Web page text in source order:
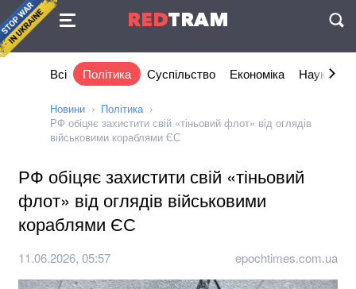
REDTRAM
Угода
Всі Політика Суспільство Економіка Наука та
Новини
Політика
РФ обіцяє захистити свій «тіньовий флот» від оглядів
військовими кораблями ЄС
РФ обіцяє захистити свій «тіньовий
флот» від оглядів військовими
кораблями ЄС
11.06.2026, 05:57 epochtimes.com.ua